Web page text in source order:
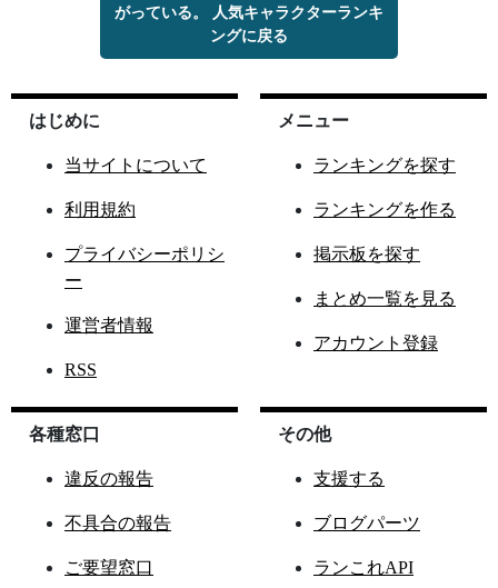
がっている。 人気キャラクターランキ
ングに戻る
はじめに
当サイトについて
利用規約
プライバシーポリシ
ー
運営者情報
RSS
メニュー
ランキングを探す
ランキングを作る
掲示板を探す
まとめ一覧を見る
アカウント登録
各種窓口
違反の報告
不具合の報告
ご要望窓口
その他
支援する
ブログパーツ
ランこれAPI